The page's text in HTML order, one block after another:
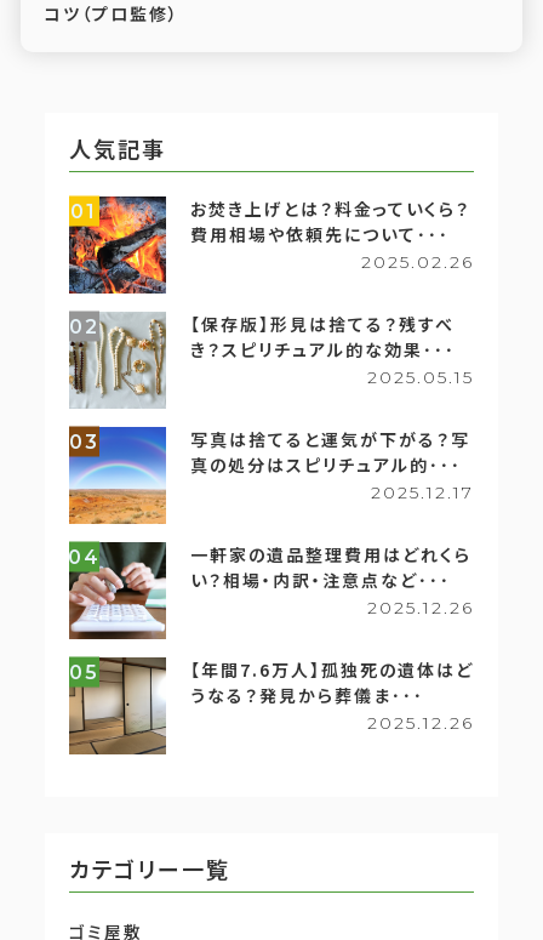
コツ（プロ監修）
人気記事
01
お焚き上げとは？料金っていくら？
費用相場や依頼先について･･･
2025.02.26
02
【保存版】形見は捨てる？残すべ
き？スピリチュアル的な効果･･･
2025.05.15
03
写真は捨てると運気が下がる？写
真の処分はスピリチュアル的･･･
2025.12.17
04
一軒家の遺品整理費用はどれくら
い？相場・内訳・注意点など･･･
2025.12.26
05
【年間7.6万人】孤独死の遺体はど
うなる？発見から葬儀ま･･･
2025.12.26
カテゴリー一覧
ゴミ屋敷